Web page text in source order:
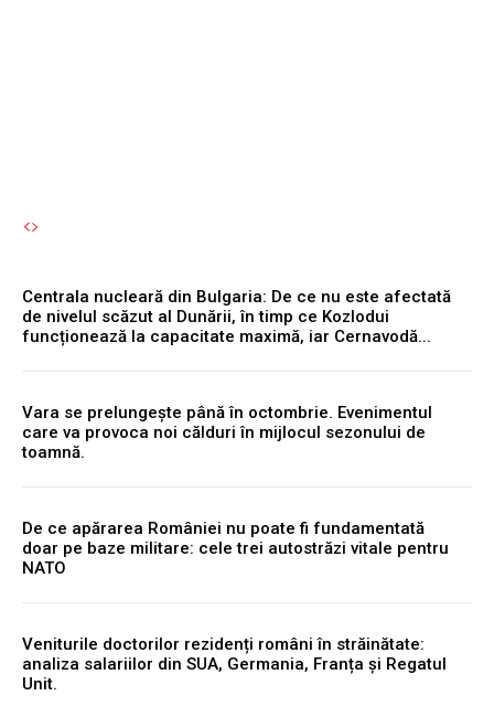
Centrala nucleară din Bulgaria: De ce nu este afectată
de nivelul scăzut al Dunării, în timp ce Kozlodui
funcționează la capacitate maximă, iar Cernavodă...
Vara se prelungește până în octombrie. Evenimentul
care va provoca noi călduri în mijlocul sezonului de
toamnă.
De ce apărarea României nu poate fi fundamentată
doar pe baze militare: cele trei autostrăzi vitale pentru
NATO
Veniturile doctorilor rezidenți români în străinătate:
analiza salariilor din SUA, Germania, Franța și Regatul
Unit.